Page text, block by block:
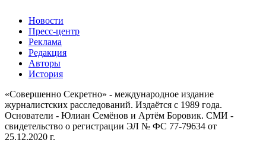
Новости
Пресс-центр
Реклама
Редакция
Авторы
История
«Совершенно Секретно» - международное издание
журналистских расследований. Издаётся с 1989 года.
Основатели - Юлиан Семёнов и Артём Боровик. CМИ -
свидетельство о регистрации ЭЛ № ФС 77-79634 от
25.12.2020 г.